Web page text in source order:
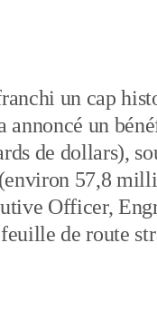
un cap
annoncé un
de dollars),
57,8
Officer,
de route